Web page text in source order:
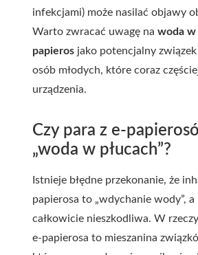
infekcjami) może nasilać objawy
Warto zwracać uwagę na woda w
papieros jako potencjalny związek
osób młodych, które coraz
urządzenia.
Czy para z e-
„woda w płucach”?
Istnieje błędne przekonanie, że
papierosa to „wdychanie wody”, a
całkowicie nieszkodliwa. W
e-papierosa to mieszanina